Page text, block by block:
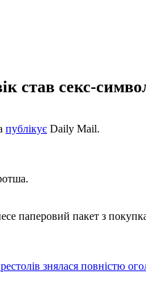
став секс-
публікує Daily Mail.
паперовий пакет з
знялася повністю